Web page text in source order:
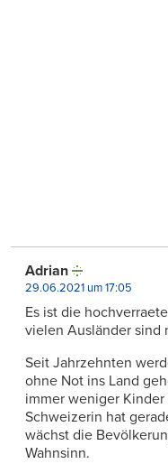
Adrian
29.06.2021 um 17:05
Es ist die
vielen Ausländer sind
Seit Jahrzehnten
ohne Not ins Land
immer weniger
Schweizerin hat
wächst die
Wahnsinn.